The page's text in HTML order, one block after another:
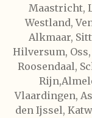
Maastricht,
Westland,
Alkmaar,
Hilversum,
Roosendaal,
Vlaardingen,
den Ijssel,